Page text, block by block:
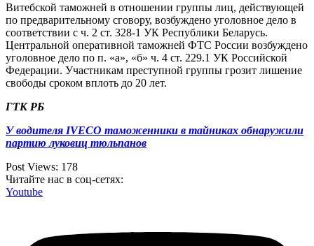
Витебской таможней в отношении группы лиц, действующей
по предварительному сговору, возбуждено уголовное дело в
соответствии с ч. 2 ст. 328-1 УК Республики Беларусь.
Центральной оперативной таможней ФТС России возбуждено
уголовное дело по п. «а», «б» ч. 4 ст. 229.1 УК Российской
Федерации. Участникам преступной группы грозит лишение
свободы сроком вплоть до 20 лет.
ГТК РБ
У водителя IVECO таможенники в тайниках обнаружили
партию луковиц тюльпанов
Post Views: 178
Читайте нас в соц-сетях:
Youtube